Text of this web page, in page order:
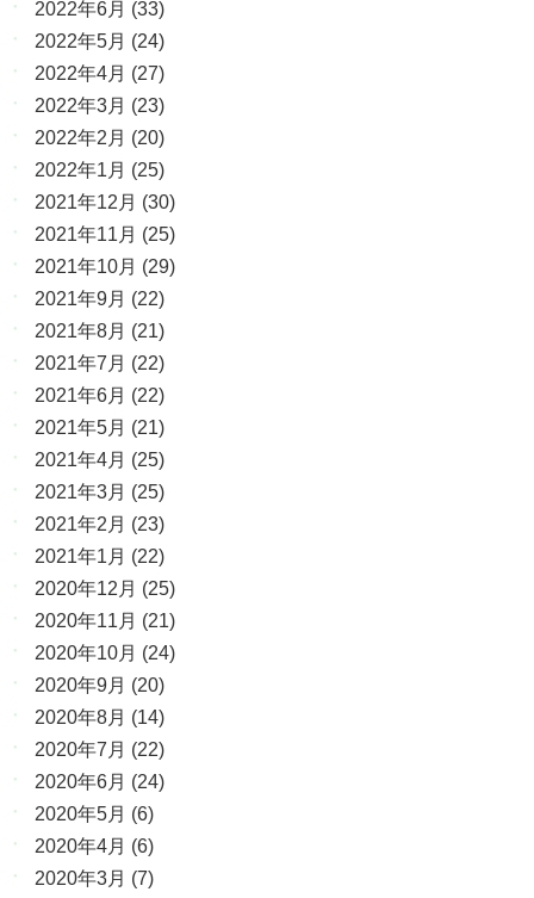
2022年6月 (33)
2022年5月 (24)
2022年4月 (27)
2022年3月 (23)
2022年2月 (20)
2022年1月 (25)
2021年12月 (30)
2021年11月 (25)
2021年10月 (29)
2021年9月 (22)
2021年8月 (21)
2021年7月 (22)
2021年6月 (22)
2021年5月 (21)
2021年4月 (25)
2021年3月 (25)
2021年2月 (23)
2021年1月 (22)
2020年12月 (25)
2020年11月 (21)
2020年10月 (24)
2020年9月 (20)
2020年8月 (14)
2020年7月 (22)
2020年6月 (24)
2020年5月 (6)
2020年4月 (6)
2020年3月 (7)